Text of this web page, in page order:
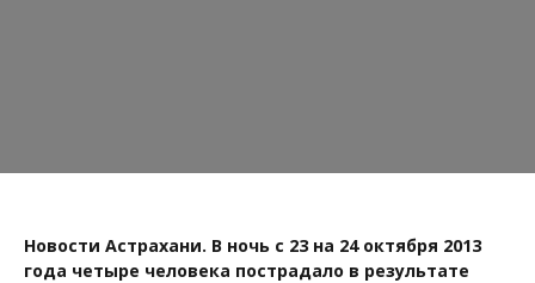
Новости Астрахани. В ночь с 23 на 24 октября 2013
года четыре человека пострадало в результате